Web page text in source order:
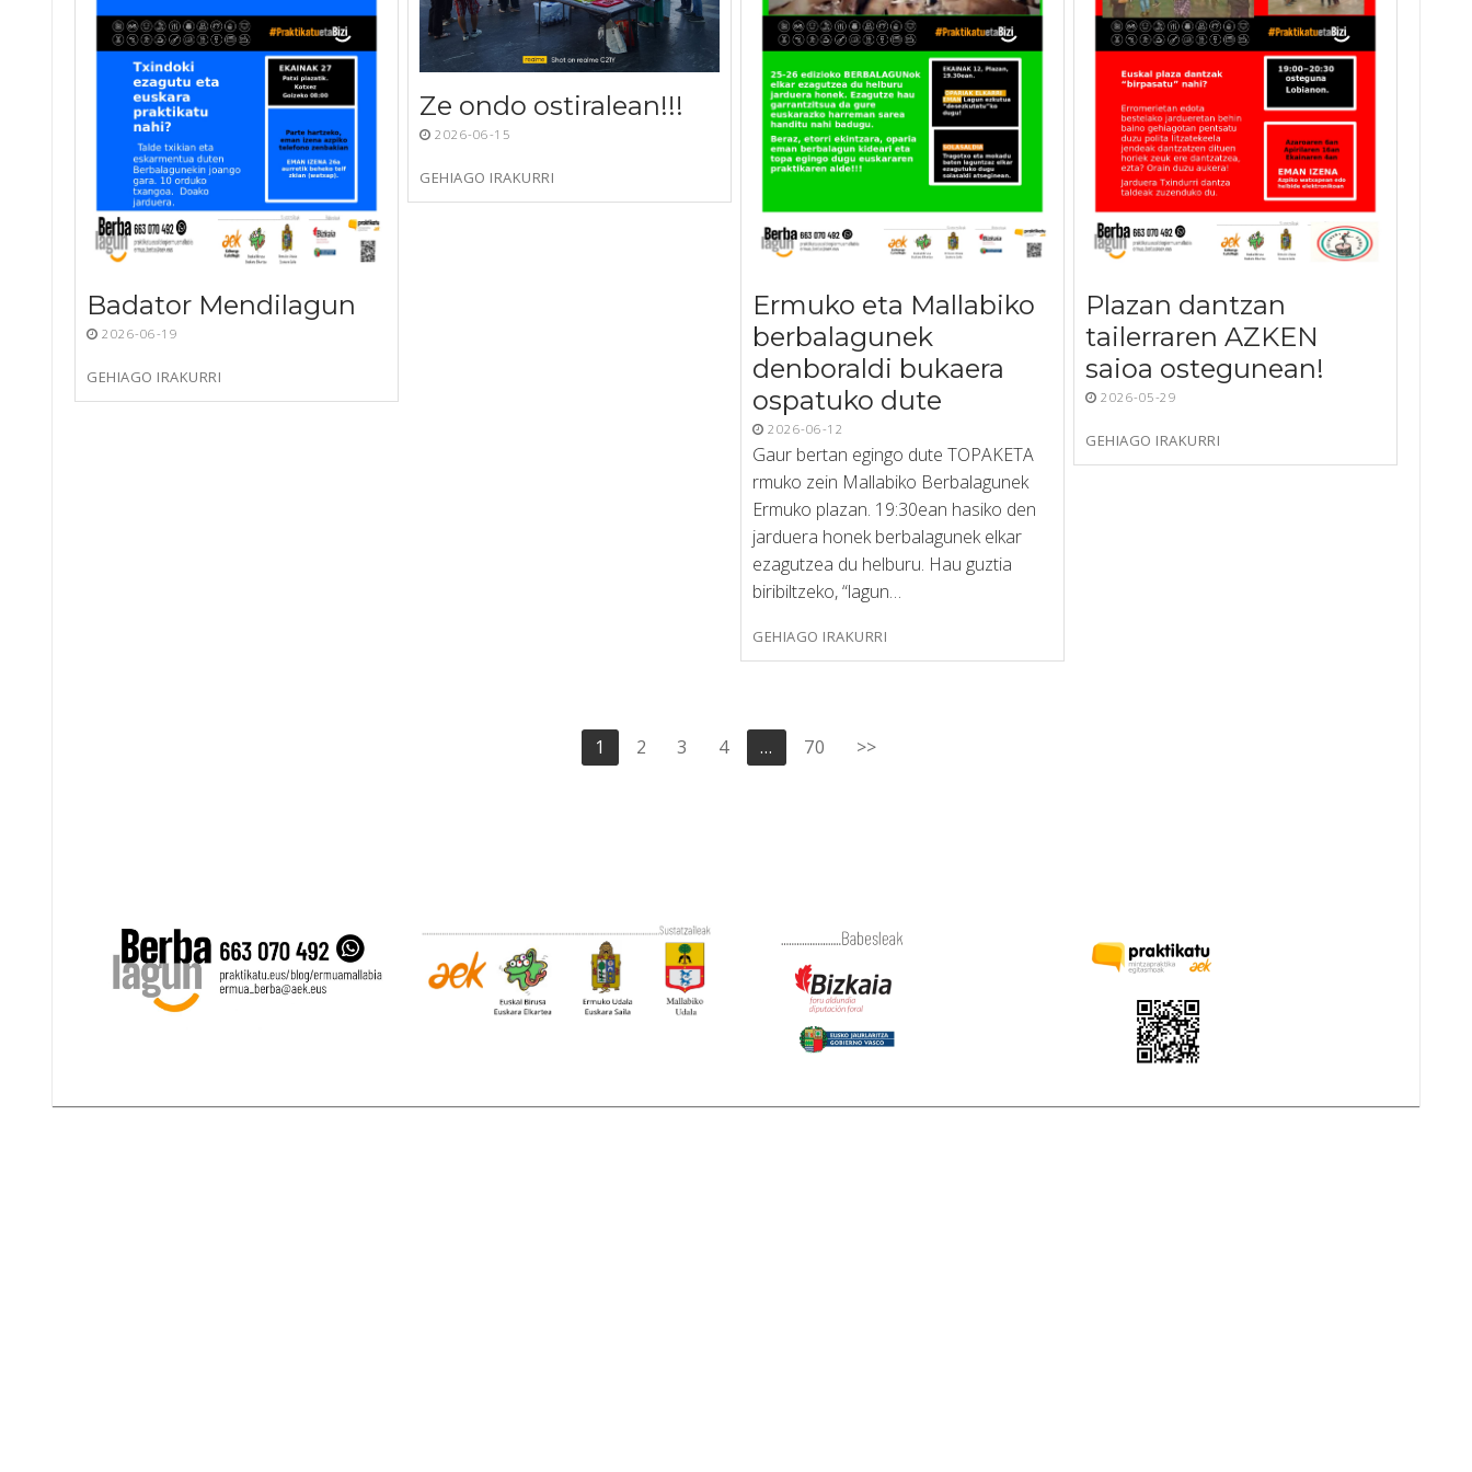
Badator Mendilagun
2026-06-19
GEHIAGO IRAKURRI
Ze ondo ostiralean!!!
2026-06-15
GEHIAGO IRAKURRI
Ermuko eta Mallabiko
berbalagunek
denboraldi bukaera
ospatuko dute
2026-06-12
Gaur bertan egingo dute TOPAKETA
rmuko zein Mallabiko Berbalagunek
Ermuko plazan. 19:30ean hasiko den
jarduera honek berbalagunek elkar
ezagutzea du helburu. Hau guztia
biribiltzeko, “lagun…
GEHIAGO IRAKURRI
Plazan dantzan
tailerraren AZKEN
saioa ostegunean!
2026-05-29
GEHIAGO IRAKURRI
1 2 3 4 … 70 >>